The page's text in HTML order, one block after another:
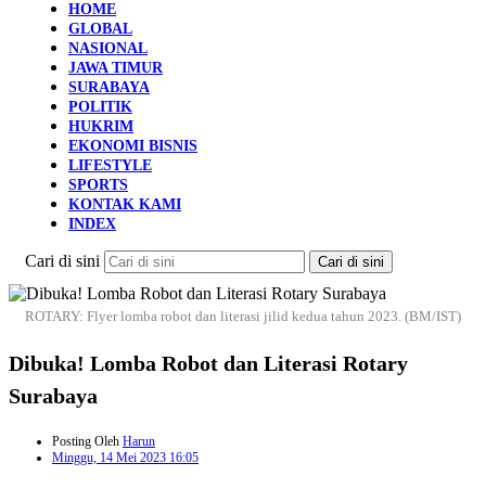
HOME
GLOBAL
NASIONAL
JAWA TIMUR
SURABAYA
POLITIK
HUKRIM
EKONOMI BISNIS
LIFESTYLE
SPORTS
KONTAK KAMI
INDEX
Cari di sini Cari di sini
ROTARY: Flyer lomba robot dan literasi jilid kedua tahun 2023. (BM/IST)
Dibuka! Lomba Robot dan Literasi Rotary
Surabaya
Posting Oleh Harun
Minggu, 14 Mei 2023 16:05